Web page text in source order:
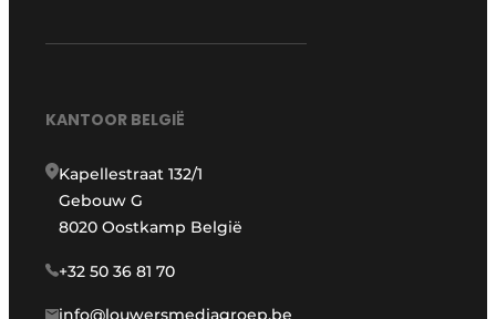
KANTOOR BELGIË
Kapellestraat 132/1
Gebouw G
8020 Oostkamp België
+32 50 36 81 70
info@louwersmediagroep.be